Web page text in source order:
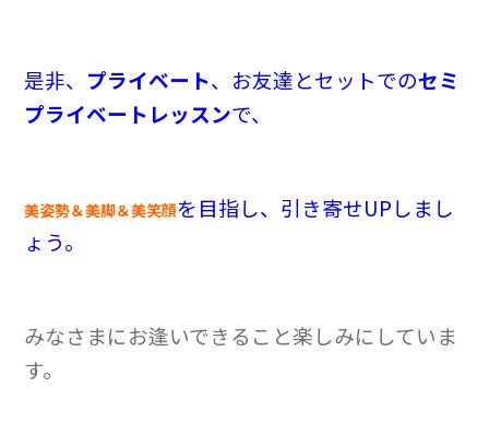
是非、 プライベート、お友達とセットでのセミ
プライベートレッスンで、
美姿勢＆美脚＆美笑顔を目指し、引き寄せUPしまし
ょう。
みなさまにお逢いできること楽しみにしていま
す。